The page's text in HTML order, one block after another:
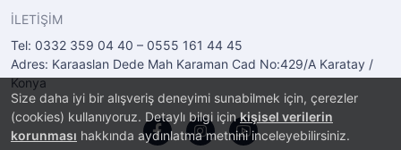
Size daha iyi bir alışveriş deneyimi sunabilmek için, çerezler
(cookies) kullanıyoruz. Detaylı bilgi içinkişisel verilerin
korunması hakkında aydınlatma metnini inceleyebilirsiniz.
İLETİŞİM
Tel: 0332 359 04 40 – 0555 161 44 45
Adres: Karaaslan Dede Mah Karaman Cad No:429/A Karatay /
Konya